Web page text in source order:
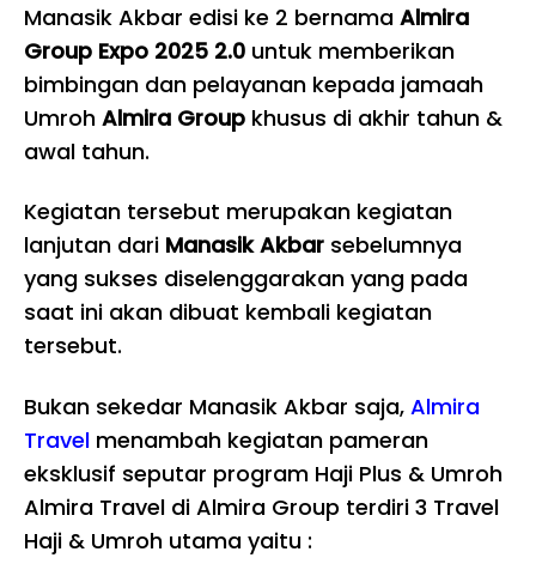
Manasik Akbar edisi ke 2 bernama Almira
Group Expo 2025 2.0 untuk memberikan
bimbingan dan pelayanan kepada jamaah
Umroh Almira Group khusus di akhir tahun &
awal tahun.
Kegiatan tersebut merupakan kegiatan
lanjutan dari Manasik Akbar sebelumnya
yang sukses diselenggarakan yang pada
saat ini akan dibuat kembali kegiatan
tersebut.
Bukan sekedar Manasik Akbar saja, Almira
Travel menambah kegiatan pameran
eksklusif seputar program Haji Plus & Umroh
Almira Travel di Almira Group terdiri 3 Travel
Haji & Umroh utama yaitu :